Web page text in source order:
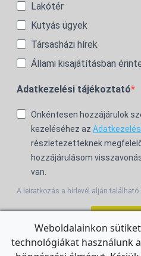
Lakótér
Kutyás ügyek
Társasházi hírek
Állami kisajátításban
Adatkezelési tájékoztató
Önkéntesen hozzájárulok
kezeléséhez az
részletezetteknek
hozzájárulásom
van.
A leiratkozás a hírlevél alján található
For the English Newsletter,
Weboldalainkon
technológiákat használunk